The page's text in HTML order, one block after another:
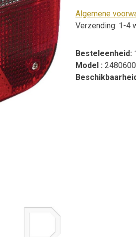
Algemene
Verzending: 1-4
Besteleenheid:
Model :